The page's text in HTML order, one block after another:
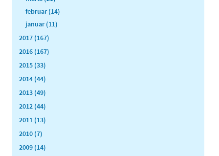
februar (14)
januar (11)
2017 (167)
2016 (167)
2015 (33)
2014 (44)
2013 (49)
2012 (44)
2011 (13)
2010 (7)
2009 (14)